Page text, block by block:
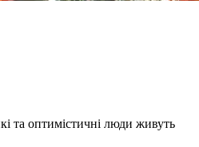
та оптимістичні люди живуть